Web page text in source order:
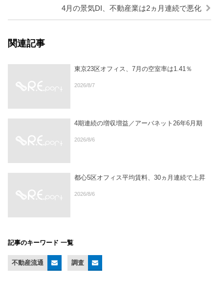
4月の景気DI、不動産業は2ヵ月連続で悪化
関連記事
東京23区オフィス、7月の空室率は1.41％
2026/8/7
4期連続の増収増益／アーバネット26年6月期
2026/8/6
都心5区オフィス平均賃料、30ヵ月連続で上昇
2026/8/6
記事のキーワード 一覧
不動産流通 調査